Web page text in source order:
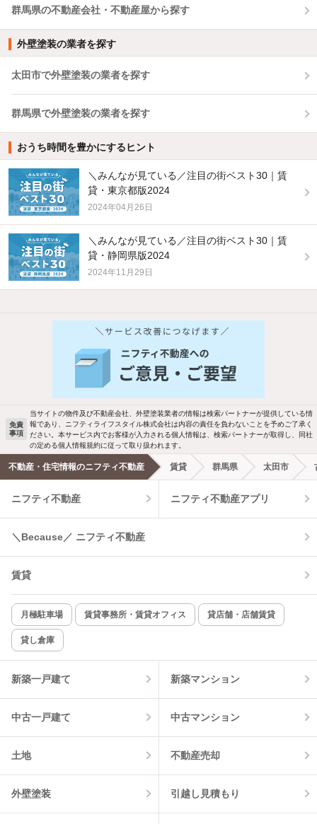
群馬県の不動産会社・不動産屋から探す
外壁塗装の業者を探す
太田市で外壁塗装の業者を探す
群馬県で外壁塗装の業者を探す
おうち時間を豊かにするヒント
＼みんなが見ている／注目の街ベスト30｜賃
貸・東京都版2024
2024年04月26日
＼みんなが見ている／注目の街ベスト30｜賃
貸・静岡県版2024
2024年11月29日
バス・トイレ別 2階以上
洗濯機置場あり 独立洗面台
エアコンあり 都市ガス
温水洗浄便座 オートロック
コンロ2口以上
新着のみ インターネット無料
該当件数:
3件
新着物件メール通知
ご希望の条件の物件が見つかり次第、メ
ールでお知らせします
新着メール通知を受け取る
免責
事項
当サイトの物件及び不動産会社、外壁塗装業者の情報は検索パートナーが提供している情
報であり、ニフティライフスタイル株式会社は内容の責任を負わないことを予めご了承く
ださい。本サービス内でお客様が入力される個人情報は、検索パートナーが取得し、同社
の定める個人情報規約に従って取り扱われます。
不動産・住宅情報のニフティ不動産 賃貸 群馬県 太田市
ニフティ不動産 ニフティ不動産アプリ
＼Because／ ニフティ不動産
賃貸
月極駐車場 賃貸事務所・賃貸オフィス 貸店舗・店舗賃貸
貸し倉庫
新築一戸建て 新築マンション
中古一戸建て 中古マンション
土地 不動産売却
外壁塗装 引越し見積もり